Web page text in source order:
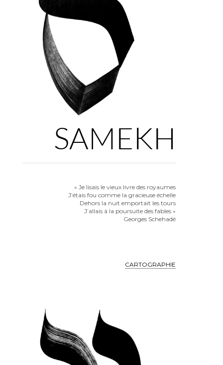
SAMEKH
« Je lisais le vieux livre des royaumes
J’étais fou comme la gracieuse échelle
Dehors la nuit emportait les tours
J’allais à la poursuite des fables »
Georges Schehadé
CARTOGRAPHIE